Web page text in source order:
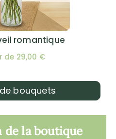
romantique
de 29,00 €
bouquets
de la boutique